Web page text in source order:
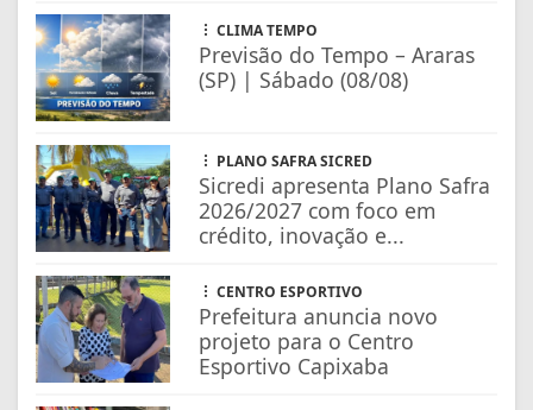
CLIMA TEMPO
Previsão do Tempo – Araras
(SP) | Sábado (08/08)
PLANO SAFRA SICRED
Sicredi apresenta Plano Safra
2026/2027 com foco em
crédito, inovação e...
CENTRO ESPORTIVO
Prefeitura anuncia novo
projeto para o Centro
Esportivo Capixaba